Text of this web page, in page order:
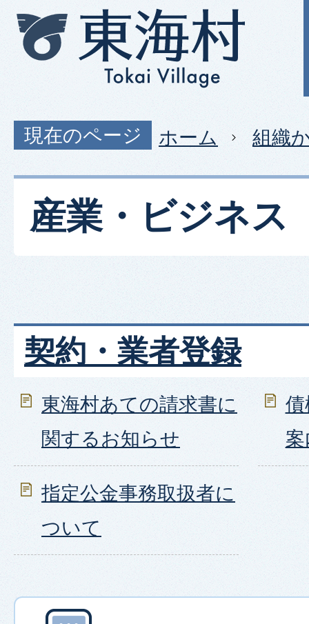
現在のページ ホーム 組織
産業・ビジネス
契約・業者登録
東海村あての請求書に
関するお知らせ
指定公金事務取扱者に
ついて